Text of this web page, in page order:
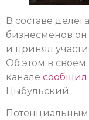
В составе
бизнесменов
и принял
Об этом в своем
канале сообщил
Цыбульский.